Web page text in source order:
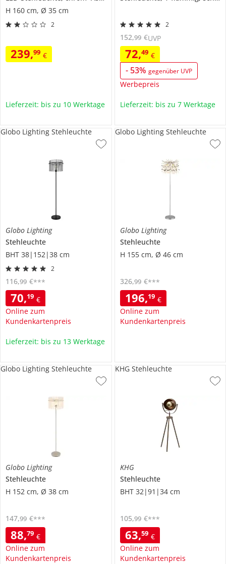
H 160 cm, Ø 35 cm
2
239,99 €
Lieferzeit: bis zu 10 Werktage
2
72,49 €
- 53% gegenüber UVP
Werbepreis
152,99 €UVP
Lieferzeit: bis zu 7 Werktage
Globo Lighting
Stehleuchte
BHT 38|152|38 cm
2
70,19 €
Online zum
Kundenkartenpreis
116,99 €***
Globo Lighting Stehleuchte
Lieferzeit: bis zu 13 Werktage
Globo Lighting
Stehleuchte
H 155 cm, Ø 46 cm
196,19 €
Online zum
Kundenkartenpreis
326,99 €***
Globo Lighting Stehleuchte
Globo Lighting
Stehleuchte
H 152 cm, Ø 38 cm
88,79 €
Online zum
Kundenkartenpreis
147,99 €***
Globo Lighting Stehleuchte
KHG
Stehleuchte
BHT 32|91|34 cm
63,59 €
Online zum
Kundenkartenpreis
105,99 €***
KHG Stehleuchte